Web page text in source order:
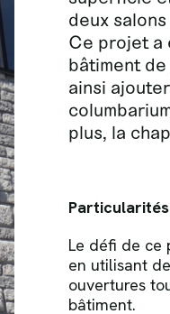
deux
Ce projet a
bâtiment
ainsi
plus, la
Particularités
Le défi de ce
en utilisant
ouvertures
bâtiment.